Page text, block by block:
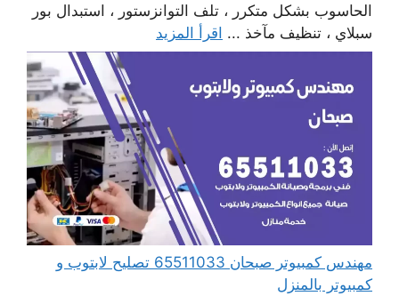
الحاسوب بشكل متكرر ، تلف التوانزستور ، استبدال بور
سبلاي ، تنظيف مآخذ ... اقرأ المزيد
مهندس كمبيوتر صبحان 65511033 تصليح لابتوب و
كمبيوتر بالمنزل